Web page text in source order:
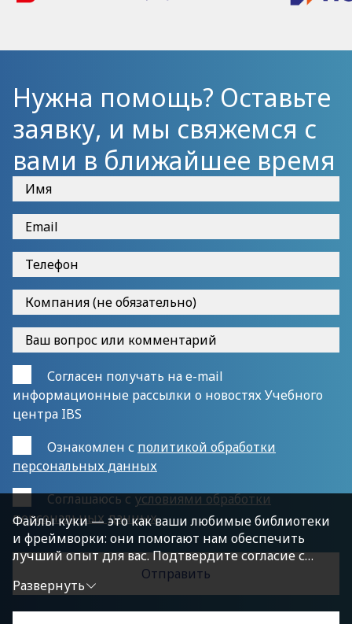
Нужна помощь? Оставьте
заявку, и мы свяжемся с
вами в ближайшее время
Согласен получать на e-mail
информационные рассылки о новостях Учебного
центра IBS
Ознакомлен с политикой обработки
персональных данных
Cоглашаюсь сусловиями обработки
персональных данных
Файлы куки — это как ваши любимые библиотеки
и фреймворки: они помогают нам обеспечить
лучший опыт для вас. Подтвердите согласие с
политикой конфиденциальности, нажав
«Принимаю условия», чтобы продолжить.
Развернуть